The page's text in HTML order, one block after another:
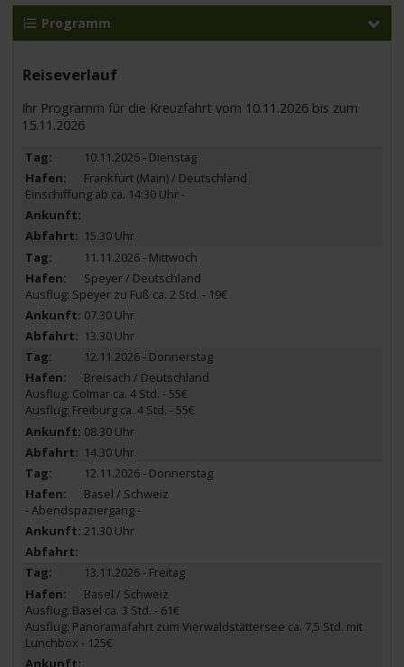
Programm
Reiseverlauf
Ihr Programm für die Kreuzfahrt vom 10.11.2026 bis zum
15.11.2026
10.11.2026 - Dienstag
Frankfurt (Main) / Deutschland
Einschiffung ab ca. 14:30 Uhr -
15.30 Uhr
11.11.2026 - Mittwoch
Speyer / Deutschland
Ausflug: Speyer zu Fuß ca. 2 Std. - 19€
07.30 Uhr
13.30 Uhr
12.11.2026 - Donnerstag
Breisach / Deutschland
Ausflug: Colmar ca. 4 Std. - 55€
Ausflug: Freiburg ca. 4 Std. - 55€
08.30 Uhr
14.30 Uhr
12.11.2026 - Donnerstag
Basel / Schweiz
- Abendspaziergang -
21.30 Uhr
13.11.2026 - Freitag
Basel / Schweiz
Ausflug: Basel ca. 3 Std. - 61€
Ausflug: Panoramafahrt zum Vierwaldstättersee ca. 7,5 Std. mit
Lunchbox - 125€